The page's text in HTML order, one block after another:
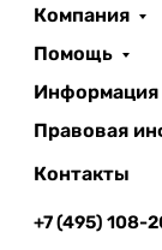
Компания
Помощь
Информация
Правовая
Контакты
+7 (495) 108-